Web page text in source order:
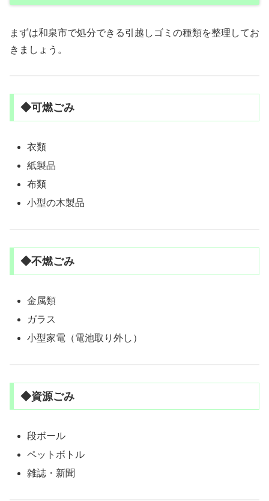
まずは和泉市で処分できる引越しゴミの種類を整理してお
きましょう。
◆可燃ごみ
衣類
紙製品
布類
小型の木製品
◆不燃ごみ
金属類
ガラス
小型家電（電池取り外し）
◆資源ごみ
段ボール
ペットボトル
雑誌・新聞